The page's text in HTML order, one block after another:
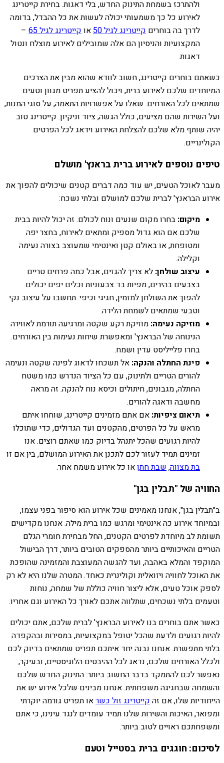
ולהתרכז בשמחת התינוק החדש, בלי דאגות. בחירת קייטרינג
לאירוע כל כך משמעותי יכולה לעשות את כל ההבדל, בדומה
לדרך בה בוחרים קייטרינג לגיל 50 אוקייטרינג לגיל 65
–
המקצועיות והניסיון הם אלה שמובילים לאירוע מוצלח ונטול
דאגות.
כשאתם בוחרים קייטרינג, חשוב לוודא שהוא מבין את הצרכים
המיוחדים שלכם לאירוע ברית, ויכול להציע תפריט מגוון וטעים
שמתאים לכל האורחים. שאלו על אפשרויות התאמה, על סוגי המנות,
ועל השירות שהם מציעים, כולל הגשה, ציוד וניקיון. קייטרינג טוב
יהיה שותף מלא שלכם להצלחת האירוע וידאג לכל הפרטים
הקולינריים.
טיפים נוספים לאירוע ברית בראנץ' מושלם
מעבר לאוכל הטעים, יש עוד כמה דברים קטנים שיכולים להפוך את
אירוע הבראנץ' לברית שלכם למושלם ובלתי נשכח:
מיקום: בחרו מקום שנעים ונוח לכולם. זה יכול להיות בבית
שלכם אם הוא גדול מספיק ומתאים לאירוח, בחצר יפה
ומטופחת, או באולם קטן ואינטימי שמעוצב בצורה נעימה
וקלילה.
עיצוב שולחן: לא צריך להגזים, אבל כמה פרחים טריים
בצבעים בהירים, מפיות בד צבעוניות וכלים יפים יכולים
להפוך את השולחן למזמין, חגיגי וכיפי. תחשבו על עיצוב נקי
וטבעי שמתאים לשמחת הלידה.
מוזיקה נעימה: מוזיקת רקע שקטה ומרגיעה תורמת לאווירה
הנינוחה של הבראנץ' ומאפשרת שיחות נעימות בין האורחים.
בחרו פלייליסט עדין ושמח.
פינת החתלה והנקה: אל תשכחו לדאוג לפינה שקטה ונעימה
להורים הטריים ולתינוק, עם כל הציוד הנדרש כמו משטח
החתלה, מגבונים, חיתולים וכיסא נוח להנקה. זה מראה
מחשבה ודאגה להורים.
תיאום ציפיות: אם אתם מזמינים קייטרינג, שוחחו איתם
מראש על כל הפרטים, מהקטנים ועד הגדולים, כדי שתוכלו
להיות רגועים שהכל יתנהל בדיוק כמו שאתם רוצים. אנו
זמינים תמיד לעזור לכם לתכנן את האירוע המושלם, בין אם זו
בת מצווה,שבת חתןאו כל אירוע משמח אחר.
החוויה של "תבלין בגן"
ב"תבלין בגן", אנחנו מאמינים שכל אירוע הוא סיפור בפני עצמו,
ובמיוחד אירוע כה אינטימי ומרגש כמו ברית מילה. אנחנו מקדישים
תשומת לב מיוחדת לפרטים הקטנים, החל מבחירת חומרי הגלם
הטריים והאיכותיים ביותר מהספקים הטובים ביותר, דרך הבישול
המוקפד והמלא באהבה, ועד להגשה המעוצבת והמזמינה שהופכת
את האוכל לחוויה ויזואלית וקולינרית כאחד. המטרה שלנו היא לא רק
לספק אוכל טעים, אלא ליצור חוויה כוללת של שמחה, נוחות
וטעמים בלתי נשכחים, שתלווה אתכם לאורך כל האירוע וגם אחריו.
כאשר אתם בוחרים בנו לאירוע הבראנץ' לברית שלכם, אתם יכולים
להיות רגועים ולדעת שהכל יטופל במקצועיות, במסירות ובהקפדה
בלתי מתפשרת. אנחנו נבנה יחד איתכם תפריט שמתאים בדיוק לכם
ולכלל האורחים שלכם, נדאג לכל ההיבטים הלוגיסטיים, ובעיקר,
נאפשר לכם להתמקד בדבר החשוב ביותר: התינוק החדש שלכם
והשמחה שבחגיגה משפחתית. אנחנו מבינים שלכל אירוע יש את
הייחודיות שלו, אם זהקייטרינג זול כשראו תפריט גורמה יוקרתי
ומפואר, האיכות והשירות שלנו תמיד עומדים לנגד עינינו, כי אתם
ומשפחתכם ראויים לטוב ביותר.
לסיכום: חוגגים ברית בסטייל וטעם